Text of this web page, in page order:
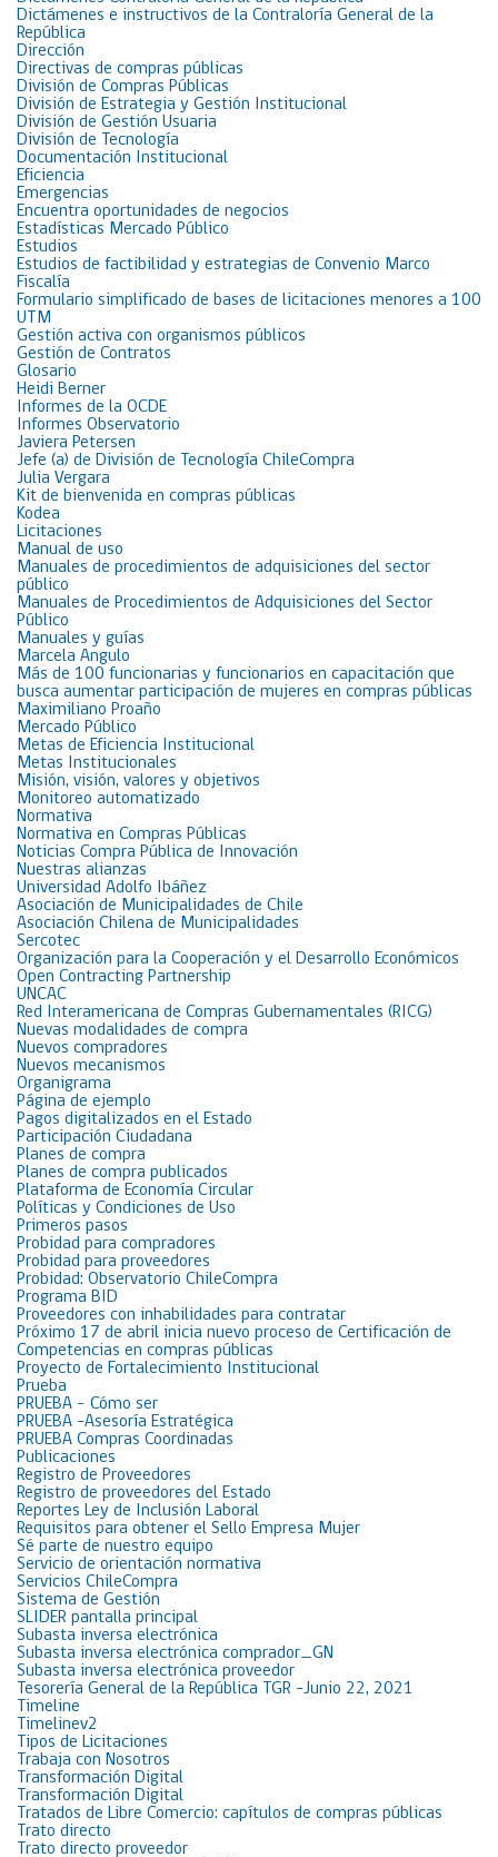
Dictámenes e instructivos de la Contraloría General de la
República
Dirección
Directivas de compras públicas
División de Compras Públicas
División de Estrategia y Gestión Institucional
División de Gestión Usuaria
División de Tecnología
Documentación Institucional
Eficiencia
Emergencias
Encuentra oportunidades de negocios
Estadísticas Mercado Público
Estudios
Estudios de factibilidad y estrategias de Convenio Marco
Fiscalía
Formulario simplificado de bases de licitaciones menores a 100
UTM
Gestión activa con organismos públicos
Gestión de Contratos
Glosario
Heidi Berner
Informes de la OCDE
Informes Observatorio
Javiera Petersen
Jefe (a) de División de Tecnología ChileCompra
Julia Vergara
Kit de bienvenida en compras públicas
Kodea
Licitaciones
Manual de uso
Manuales de procedimientos de adquisiciones del sector
público
Manuales de Procedimientos de Adquisiciones del Sector
Público
Manuales y guías
Marcela Angulo
Más de 100 funcionarias y funcionarios en capacitación que
busca aumentar participación de mujeres en compras públicas
Maximiliano Proaño
Mercado Público
Metas de Eficiencia Institucional
Metas Institucionales
Misión, visión, valores y objetivos
Monitoreo automatizado
Normativa
Normativa en Compras Públicas
Noticias Compra Pública de Innovación
Nuestras alianzas
Universidad Adolfo Ibáñez
Asociación de Municipalidades de Chile
Asociación Chilena de Municipalidades
Sercotec
Organización para la Cooperación y el Desarrollo Económicos
Open Contracting Partnership
UNCAC
Red Interamericana de Compras Gubernamentales (RICG)
Nuevas modalidades de compra
Nuevos compradores
Nuevos mecanismos
Organigrama
Página de ejemplo
Pagos digitalizados en el Estado
Participación Ciudadana
Planes de compra
Planes de compra publicados
Plataforma de Economía Circular
Políticas y Condiciones de Uso
Primeros pasos
Probidad para compradores
Probidad para proveedores
Probidad: Observatorio ChileCompra
Programa BID
Proveedores con inhabilidades para contratar
Próximo 17 de abril inicia nuevo proceso de Certificación de
Competencias en compras públicas
Proyecto de Fortalecimiento Institucional
Prueba
PRUEBA – Cómo ser
PRUEBA -Asesoría Estratégica
PRUEBA Compras Coordinadas
Publicaciones
Registro de Proveedores
Registro de proveedores del Estado
Reportes Ley de Inclusión Laboral
Requisitos para obtener el Sello Empresa Mujer
Sé parte de nuestro equipo
Servicio de orientación normativa
Servicios ChileCompra
Sistema de Gestión
SLIDER pantalla principal
Subasta inversa electrónica
Subasta inversa electrónica comprador_GN
Subasta inversa electrónica proveedor
Tesorería General de la República TGR -Junio 22, 2021
Timeline
Timelinev2
Tipos de Licitaciones
Trabaja con Nosotros
Transformación Digital
Transformación Digital
Tratados de Libre Comercio: capítulos de compras públicas
Trato directo
Trato directo proveedor